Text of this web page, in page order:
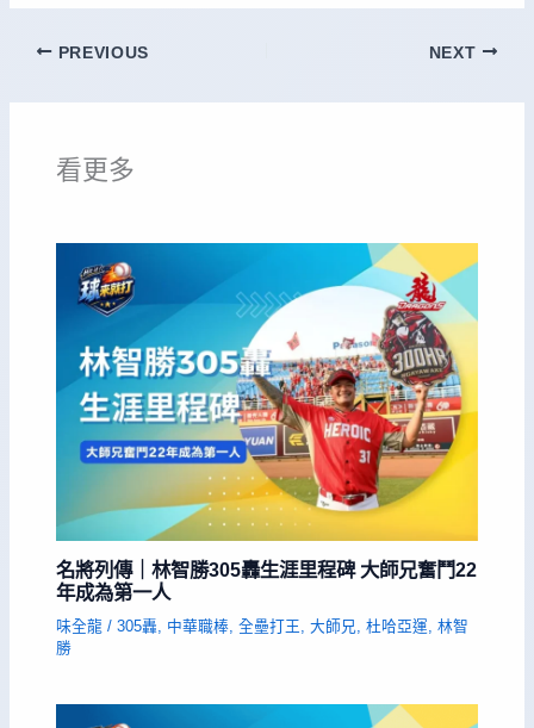
PREVIOUS NEXT
看更多
名將列傳｜林智勝305轟生涯里程碑 大師兄奮鬥22
年成為第一人
味全龍 /305轟, 中華職棒,全壘打王,大師兄,杜哈亞運,林智
勝